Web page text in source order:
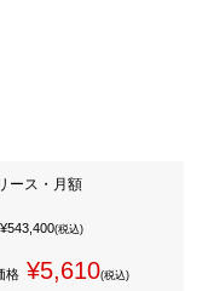
ース・月額
¥543,400(税込)
格 ¥5,610(税込)